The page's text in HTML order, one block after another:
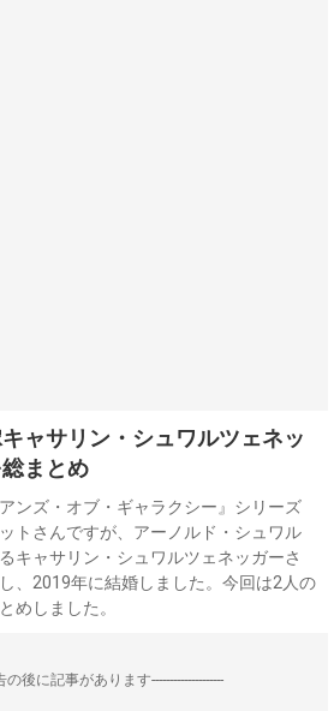
ャサリン・シュワルツェネッ
まとめ
ンズ・オブ・ギャラクシー』シリーズ
トさんですが、アーノルド・シュワル
キャサリン・シュワルツェネッガーさ
、2019年に結婚しました。今回は2人の
めしました。
の後に記事があります--------------------